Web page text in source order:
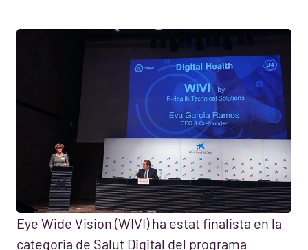
Eye Wide Vision (WIVI) ha estat finalista en la
categoria de Salut Digital del programa